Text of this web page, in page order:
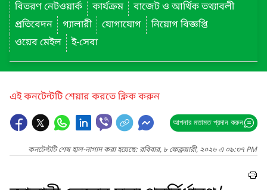
বিতরণ নেটওয়ার্ক
কার্যক্রম
বাজেট ও আর্থিক তথ্যাবলী
প্রতিবেদন
গ্যালারী যোগাযোগ
নিয়োগ বিজ্ঞপ্তি
ওয়েব মেইল
ই-সেবা
এই কনটেন্টটি শেয়ার করতে ক্লিক করুন
আপনার মতামত প্রদান করুন
কনটেন্টটি শেষ হাল-নাগাদ করা হয়েছে: রবিবার, ৮ ফেব্রুয়ারী, ২০২৬ এ ০৯:৩৭ PM